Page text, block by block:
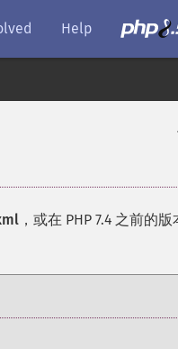
Help
，或在 PHP 7.4 之前的